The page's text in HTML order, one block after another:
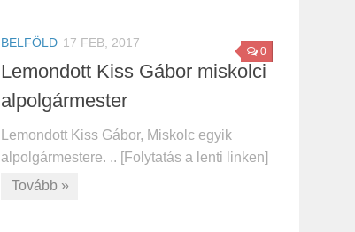
0
BELFÖLD 17 FEB, 2017
Lemondott Kiss Gábor miskolci
alpolgármester
Lemondott Kiss Gábor, Miskolc egyik
alpolgármestere. .. [Folytatás a lenti linken]
Tovább »